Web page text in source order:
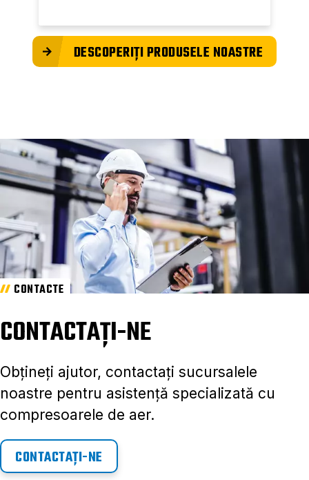
DESCOPERIȚI PRODUSELE NOASTRE
CONTACTE
CONTACTAȚI-NE
Obțineți ajutor, contactați sucursalele
noastre pentru asistență specializată cu
compresoarele de aer.
CONTACTAȚI-NE